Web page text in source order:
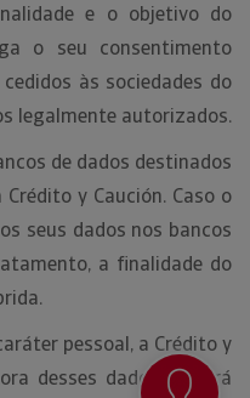
e o objetivo do
o seu consentimento
às sociedades do
legalmente autorizados.
de dados destinados
y Caución. Caso o
seus dados nos bancos
a finalidade do
pessoal, a Crédito y
desses dados, poderá